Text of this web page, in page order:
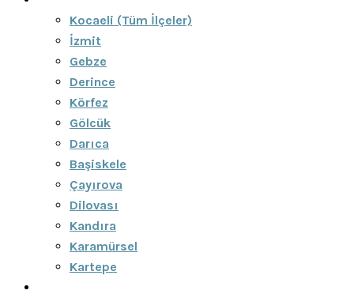
Kocaeli (Tüm İlçeler)
İzmit
Gebze
Derince
Körfez
Gölcük
Darıca
Başiskele
Çayırova
Dilovası
Kandıra
Karamürsel
Kartepe